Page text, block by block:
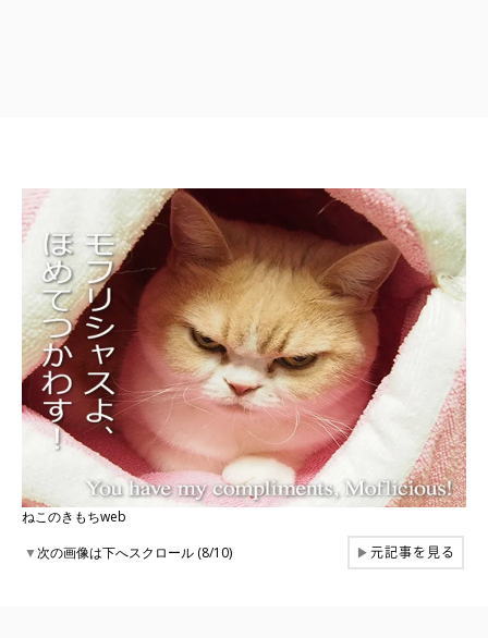
ねこのきもちweb
▼次の画像は下へスクロール (8/10) ▶元記事を見る